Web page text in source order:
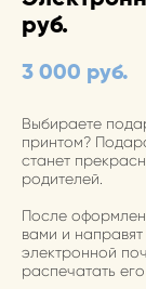
руб.
3 000 pуб.
Выбираете
принтом?
станет
родителей.
После
вами и
электронной
распечатать